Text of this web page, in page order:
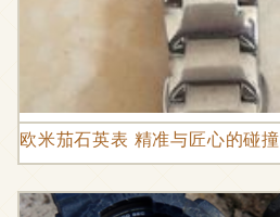
欧米茄石英表 精准与匠心的碰撞